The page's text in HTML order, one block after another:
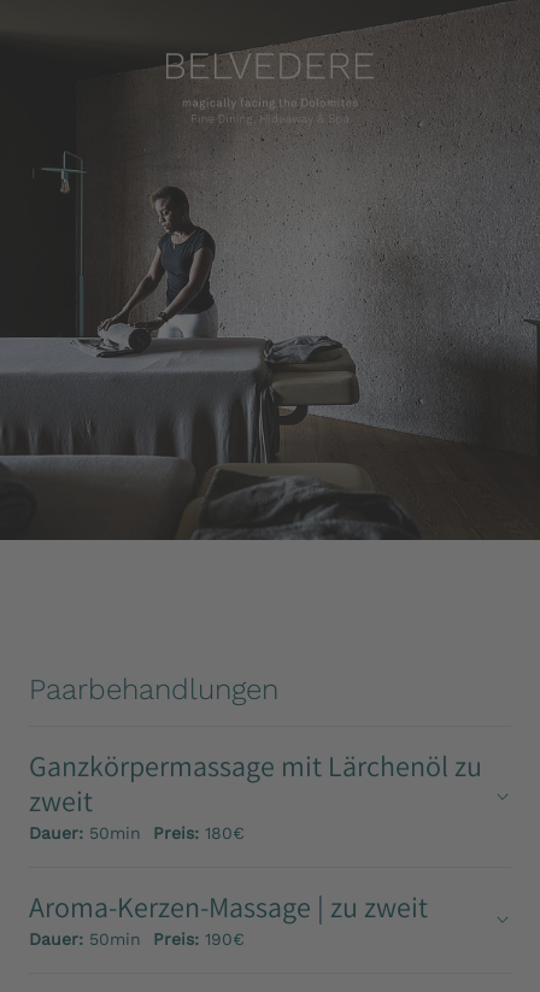
Paarbehandlungen
Ganzkörpermassage mit Lärchenöl zu
zweit
Dauer: 50min Preis: 180€
Aroma-Kerzen-Massage | zu zweit
Dauer: 50min Preis: 190€